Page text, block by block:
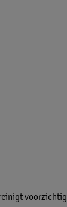
voorzichtig